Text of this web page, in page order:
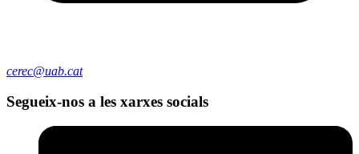
cerec@uab.cat
Segueix-nos a les xarxes socials